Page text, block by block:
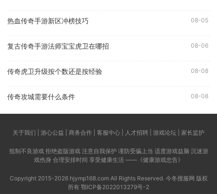
热血传奇手游新区冲榜技巧 08-05
复古传奇手游法师宝宝虎卫在哪招 08-06
传奇虎卫升级按个数还是按经验 08-08
传奇攻城需要什么条件 08-08
关于我们 | 游心公益 | 商务合作 | 客服中心 | 人才招聘 | 游戏论坛 | 家长监护
抵制不良游戏 拒绝盗版游戏 注意自我保护 谨防受骗上当 适度游戏益脑 沉迷游
戏伤身 合理安排时间 享受健康生活 ——《健康游戏忠告》
Copyright 2015-2026 hjymp168.com All Rights Reserved. 今冬搜服网 版权
所有 鄂ICP备2022013279号-2